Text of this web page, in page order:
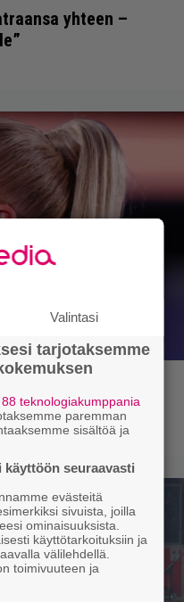
yhteen –
ravintolassa –
Valintasi
tarjotaksemme
88 teknologiakumppania
paremman
sisältöä ja
seuraavasti
evästeitä
sivuista, joilla
ominaisuuksista.
käyttötarkoituksiin ja
välilehdellä.
toimivuuteen ja